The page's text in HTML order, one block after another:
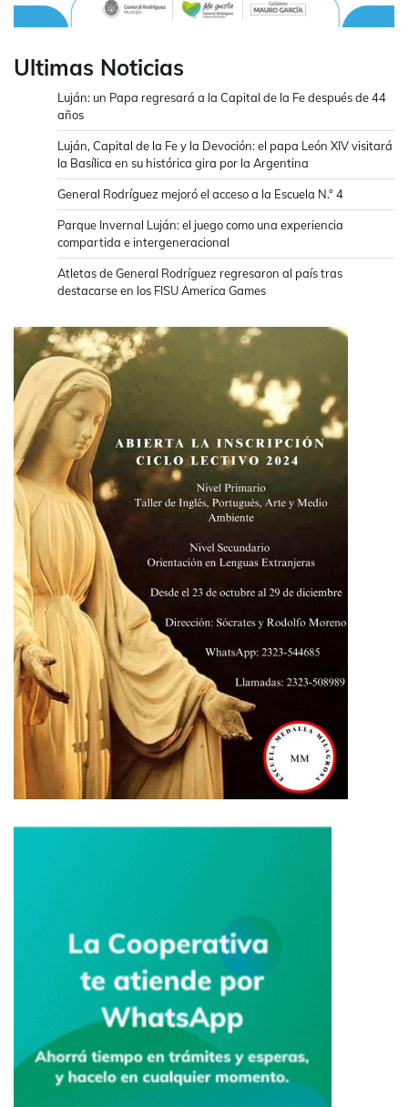
Ultimas Noticias
Luján: un Papa regresará a la Capital de la Fe después de 44
años
Luján, Capital de la Fe y la Devoción: el papa León XIV visitará
la Basílica en su histórica gira por la Argentina
General Rodríguez mejoró el acceso a la Escuela N.° 4
Parque Invernal Luján: el juego como una experiencia
compartida e intergeneracional
Atletas de General Rodríguez regresaron al país tras
destacarse en los FISU America Games